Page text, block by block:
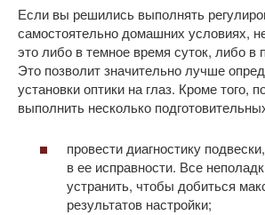
Если вы решились выполнять
самостоятельно домашних условиях,
это либо в темное время суток, либо в
Это позволит значительно лучше
установки оптики на глаз. Кроме того,
выполнить несколько
провести диагностику
в ее исправности. Все
устранить, чтобы добиться
результатов настройки;